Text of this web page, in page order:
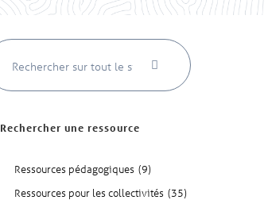
Rechercher une ressource
Ressources pédagogiques (9)
Ressources pour les collectivités (35)